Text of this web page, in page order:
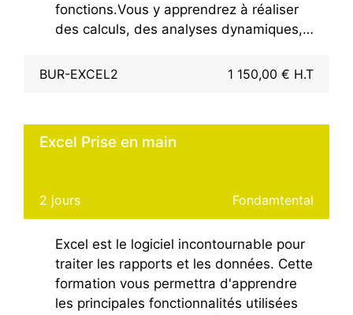
fonctions.Vous y apprendrez à réaliser
des calculs, des analyses dynamiques,
des données et enfin à automatiser vos
la suite bureautique Office.La
certification TOSA est disponible sur
BUR-EXCEL2 1 150,00 € H.T
Excel Prise en main
2 jours Fondamtental
Excel est le logiciel incontournable pour
traiter les rapports et les données. Cette
formation vous permettra d'apprendre
les principales fonctionnalités utilisées